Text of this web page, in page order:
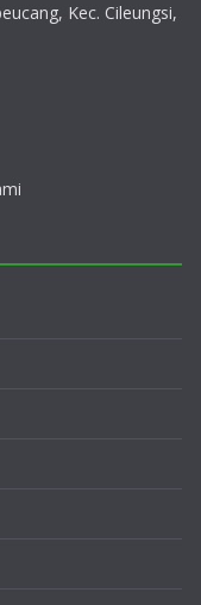
Kec. Cileungsi,